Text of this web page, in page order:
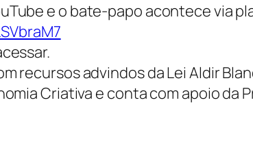
e o bate-papo acontece via
recursos advindos da Lei Aldir
Criativa e conta com apoio da